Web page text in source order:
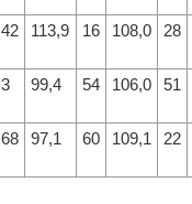
42 113,9 16 108,0 28
3 99,4 54 106,0 51
68 97,1 60 109,1 22